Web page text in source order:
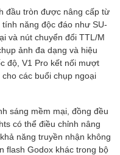
đầu tròn được nâng cấp từ
tính năng độc đáo như SU-
và nút chuyển đổi TTL/M
ảnh đa dạng và hiệu
độ, V1 Pro kết nối mượt
các buổi chụp ngoại
sáng mềm mại, đồng đều
có thể điều chỉnh nâng
năng truyền nhận không
flash Godox khác trong bộ